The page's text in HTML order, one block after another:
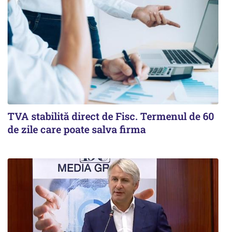
TVA stabilită direct de Fisc. Termenul de 60
de zile care poate salva firma